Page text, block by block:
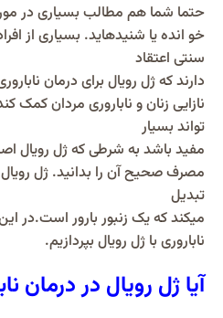
حتما شما هم مطالب بسیاری در مورد
خو انده یا شنیدهاید. بسیاری
سنتی اعتقاد
دارند که ژل رویال برای درمان
نازایی زنان و ناباروری مردان کمک
تواند بسیار
مفید باشد به شرطی که ژل رویال
مصرف صحیح آن را بدانید. ژل رویال
تبدیل
میکند که یک زنبور بارور است.در
ناباروری با ژل رویال بپردازیم.
آیا ژل رویال در درمان